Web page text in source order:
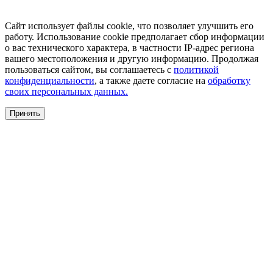
Сайт использует файлы cookie, что позволяет улучшить его
работу. Использование cookie предполагает сбор информации
о вас технического характера, в частности IP-адрес региона
вашего местоположения и другую информацию. Продолжая
пользоваться сайтом, вы соглашаетесь с политикой
конфиденциальности, а также даете согласие на обработку
своих персональных данных.
Принять